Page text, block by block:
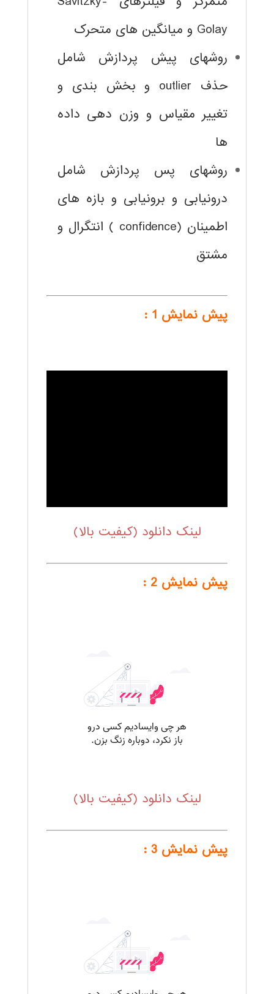
Golay و میانگین های متحرک
روشهای پیش پردازش شامل
حذف outlier و بخش بندی و
تغییر مقیاس و وزن دهی داده
ها
روشهای پس پردازش شامل
درونیابی و برونیابی و بازه های
اطمینان (confidence ) انتگرال و
مشتق
پیش نمایش 1 :
لینک دانلود (کیفیت بالا)
پیش نمایش 2 :
لینک دانلود (کیفیت بالا)
پیش نمایش 3 :